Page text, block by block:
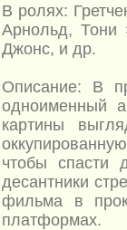
В ролях:
Арнольд, Тони
Джонс, и др.
Описание: В
одноименный
картины
чтобы спасти
десантники
фильма в
платформах.